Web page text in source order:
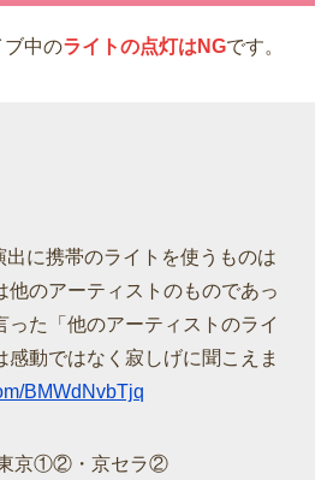
ブ中のライトの点灯はNGです。
出に携帯のライトを使うものは
他のアーティストのものであっ
った「他のアーティストのライ
感動ではなく寂しげに聞こえま
BMWdNvbTjq
京①②・京セラ②